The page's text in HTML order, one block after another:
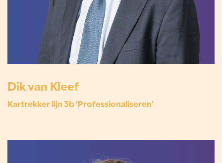
Dik van Kleef
Kartrekker lijn 3b 'Professionaliseren'